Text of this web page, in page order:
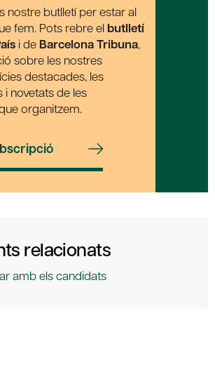
nostre butlletí per estar al
fem. Pots rebre el butlletí
i de Barcelona Tribuna,
sobre les nostres
destacades, les
novetats de les
organitzem.
relacionats
amb els candidats